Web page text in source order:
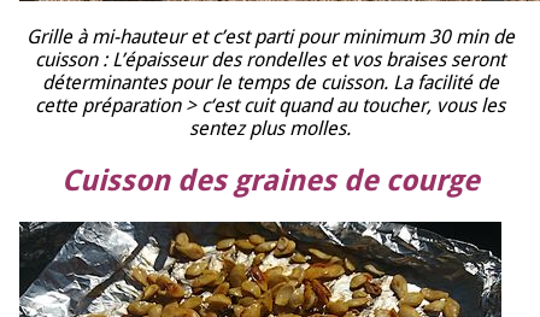
Grille à mi-hauteur et c’est parti pour minimum 30 min de
cuisson : L’épaisseur des rondelles et vos braises seront
déterminantes pour le temps de cuisson. La facilité de
cette préparation > c‘est cuit quand au toucher, vous les
sentez plus molles.
Cuisson des graines de courge